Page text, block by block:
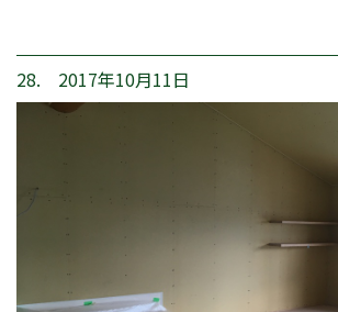
28. 2017年10月11日